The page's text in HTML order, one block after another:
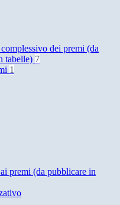
dei premi (da
tabelle) 7
1
premi (da pubblicare in